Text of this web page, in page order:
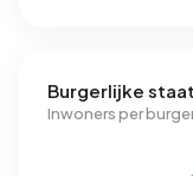
Burgerlijke staat
Inwoners per